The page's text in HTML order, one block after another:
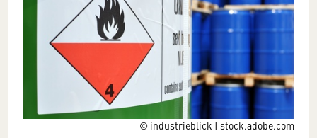
© industrieblick | stock.adobe.com